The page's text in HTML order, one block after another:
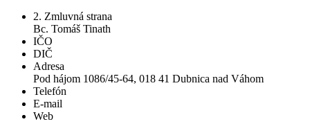
2. Zmluvná strana
Bc. Tomáš Tinath
IČO
DIČ
Adresa
Pod hájom 1086/45-64, 018 41 Dubnica nad Váhom
Telefón
E-mail
Web